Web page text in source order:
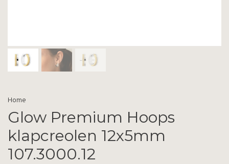
Home
Glow Premium Hoops
klapcreolen 12x5mm
107.3000.12